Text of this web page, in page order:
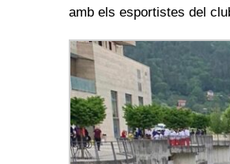
amb els esportistes del